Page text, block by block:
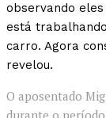
observando
está
carro. Agora
revelou.
O aposentado